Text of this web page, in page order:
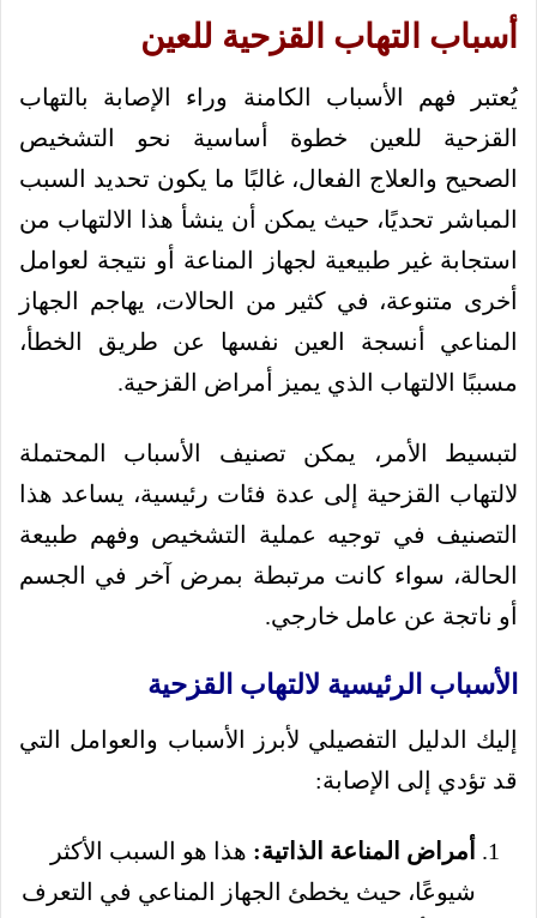
أسباب التهاب القزحية للعين
يُعتبر فهم الأسباب الكامنة وراء الإصابة بالتهاب
القزحية للعين خطوة أساسية نحو التشخيص
الصحيح والعلاج الفعال، غالبًا ما يكون تحديد السبب
المباشر تحديًا، حيث يمكن أن ينشأ هذا الالتهاب من
استجابة غير طبيعية لجهاز المناعة أو نتيجة لعوامل
أخرى متنوعة، في كثير من الحالات، يهاجم الجهاز
المناعي أنسجة العين نفسها عن طريق الخطأ،
مسببًا الالتهاب الذي يميز أمراض القزحية.
لتبسيط الأمر، يمكن تصنيف الأسباب المحتملة
لالتهاب القزحية إلى عدة فئات رئيسية، يساعد هذا
التصنيف في توجيه عملية التشخيص وفهم طبيعة
الحالة، سواء كانت مرتبطة بمرض آخر في الجسم
أو ناتجة عن عامل خارجي.
الأسباب الرئيسية لالتهاب القزحية
إليك الدليل التفصيلي لأبرز الأسباب والعوامل التي
قد تؤدي إلى الإصابة:
أمراض المناعة الذاتية: هذا هو السبب الأكثر
شيوعًا، حيث يخطئ الجهاز المناعي في التعرف